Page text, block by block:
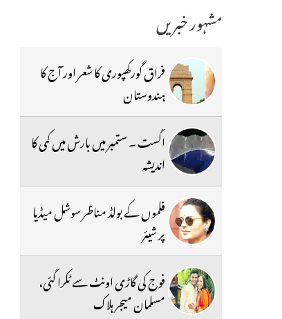
مشہور خبریں
فراق گورکھپوری کا شعر اور آج کا
ہندوستان
اگست ۔ ستمبر میں بارش میں کمی کا
اندیشہ
فلموں کے بولڈ مناظر سوشل میڈیا
پر شیئر
فوج کی گاڑی اونٹ سے ٹکرا گئی،
مسلمان میجر ہلاک